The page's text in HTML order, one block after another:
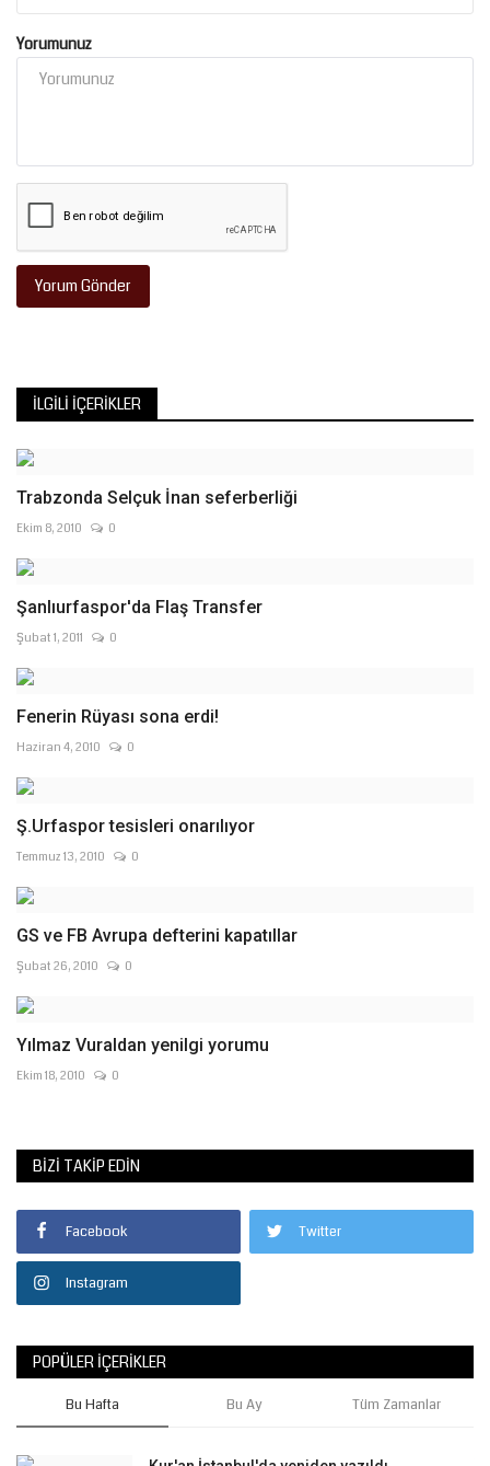
Yorumunuz
Yorum Gönder
İLGILI İÇERIKLER
Trabzonda Selçuk İnan seferberliği
Ekim 8, 2010 0
Şanlıurfaspor'da Flaş Transfer
Şubat 1, 2011 0
Fenerin Rüyası sona erdi!
Haziran 4, 2010 0
Ş.Urfaspor tesisleri onarılıyor
Temmuz 13, 2010 0
GS ve FB Avrupa defterini kapatıllar
Şubat 26, 2010 0
Yılmaz Vuraldan yenilgi yorumu
Ekim 18, 2010 0
BIZI TAKIP EDIN
Facebook Twitter
Instagram
POPÜLER İÇERIKLER
Bu Hafta Bu Ay Tüm Zamanlar